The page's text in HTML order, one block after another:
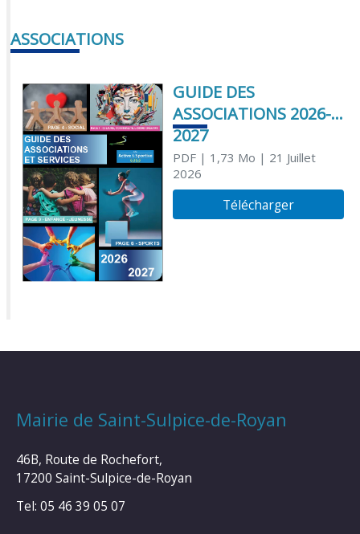
ASSOCIATIONS
GUIDE DES
ASSOCIATIONS 2026-
2027
PDF| 1,73 Mo | 21 Juillet
2026
Télécharger
Mairie de Saint-Sulpice-de-Royan
46B, Route de Rochefort,
17200 Saint-Sulpice-de-Royan
Tel: 05 46 39 05 07